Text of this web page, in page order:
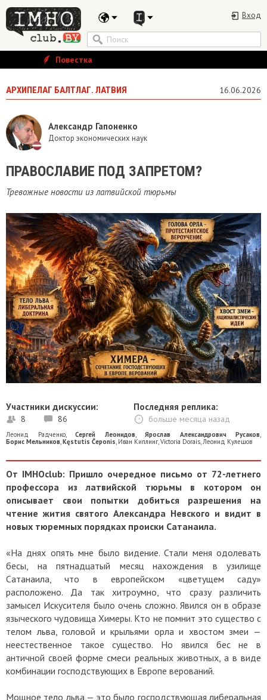
Вход
Повестка
АРХИПЕЛАГ БАЛТЛАГ. ЛАТВИЯ 16.06.2026
Александр Гапоненко
Доктор экономических наук
ПРАВОСЛАВИЕ ПОД ЗАПРЕТОМ?
Тревожные новости из латвийской тюрьмы
Участники дискуссии:
8 86
Последняя реплика:
больше месяца назад
Леонид Радченко, Сергей Леонидов, Ярослав Александрович Русаков,
Борис Мельников,Kęstutis Čeponis, Иван Киплинг,Victoria Dorais,Леонид Кулешов
От IMHOclub: Пришло очередное письмо от 72-летнего
профессора из латвийской тюрьмы в котором он
описывает свои попытки добиться разрешения на
чтение жития святого Александра Невского и видит в
новых тюремных порядках происки Сатанаила.
«На днях опять мне было видение. Стали меня одолевать
бесы, на пятнадцатый месяц нахождения в узилище
Сатанаила, что в европейском «цветущем саду»
расположено. Да так хитроумно, что сразу различить
замысел Искусителя было очень сложно. Явился он в образе
языческого чудовища Химеры. Кто не помнит это существо с
телом льва, головой и крыльями орла и хвостом змеи —
неестественное такое существо. Но явился бес не в
античной своей форме смеси реальных животных, а в виде
комбинации господствующих в Европе верований.
Мощное тело льва — это было господствующая либеральная